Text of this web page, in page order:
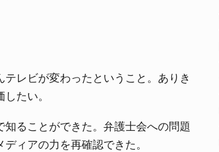
レビが変わったということ。ありき
たい。
ることができた。弁護士会への問題
ィアの力を再確認できた。